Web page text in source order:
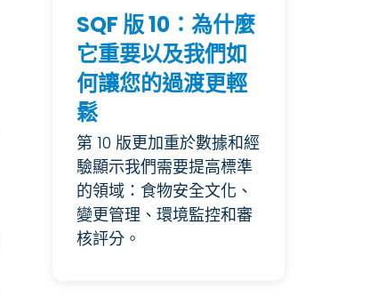
SQF 版 10：為什麼
它重要以及我們如
何讓您的過渡更輕
鬆
第 10 版更加重於數據和經
驗顯示我們需要提高標準
的領域：食物安全文化、
變更管理、環境監控和審
核評分。